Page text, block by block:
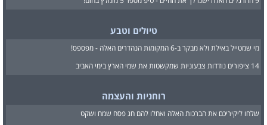
טיולים וטבע
מי שמטייל באילת ולא מבקר ב-6 המקומות הנהדרים האלה - מפספס!
14 ציפורים נודדות צבעוניות שמקשטות את שמי הארץ בימי האביב
רוחניות והעצמה
שלחו ליקיריכם את הברכות האלה ואחלו להם חג פסח שמח ושקט